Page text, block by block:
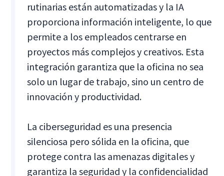
rutinarias están automatizadas y la IA
proporciona información inteligente, lo que
permite a los empleados centrarse en
proyectos más complejos y creativos. Esta
integración garantiza que la oficina no sea
solo un lugar de trabajo, sino un centro de
innovación y productividad.
La ciberseguridad es una presencia
silenciosa pero sólida en la oficina, que
protege contra las amenazas digitales y
garantiza la seguridad y la confidencialidad